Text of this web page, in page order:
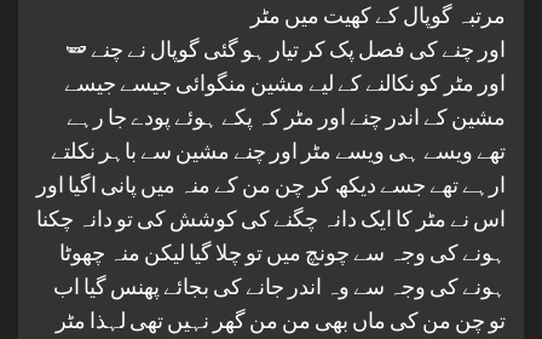
مرتبہ گوپال کے کھیت میں مٹر
🫛 اور چنے کی فصل پک کر تیار ہو گئی گوپال نے چنے
اور مٹر کو نکالنے کے لیے مشین منگوائی جیسے جیسے
مشین کے اندر چنے اور مٹر کہ پکے ہوئے پودے جا رہے
تھے ویسے ہی ویسے مٹر اور چنے مشین سے باہر نکلتے
ارہے تھے جسے دیکھ کر چن من کے منہ میں پانی اگیا اور
اس نے مٹر کا ایک دانہ چگنے کی کوشش کی تو دانہ چکنا
ہونے کی وجہ سے چونچ میں تو چلا گیا لیکن منہ چھوٹا
ہونے کی وجہ سے وہ اندر جانے کی بجائے پھنس گیا اب
تو چن من کی ماں بھی من من گھر نہیں تھی لہذا مٹر